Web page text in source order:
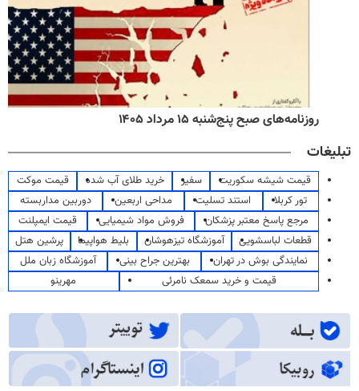
روزنامه‌های صبح پنج‌شنبه ۱۵ مرداد ۱۴۰۵
تبلیغات
قیمت شیشه سکوریت سفیر خرید طلای آب شده
قیمت موکت
تور کربلا
استند تسلیت مداحی اربعین
دوربین مداربسته
مرجع پاسخ معتبر پزشکان
فروش مواد شیمیایی
قیمت ایمپلنت
قطعات لباسشویی
آموزشگاه تیزهوشان بلیط هواپیما
پرشین هتل
نمایندگی بوش در تهران
بهترین جراح بینی
آموزشگاه زبان ملل
قیمت و خرید سمعک نامرئی
مهرینو